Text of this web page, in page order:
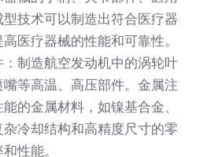
技术可以制造出符合医疗器
医疗器械的性能和可靠性。
制造航空发动机中的涡轮叶
等高温、高压部件。金属注
的金属材料，如镍基合金、
冷却结构和高精度尺寸的零
性能。